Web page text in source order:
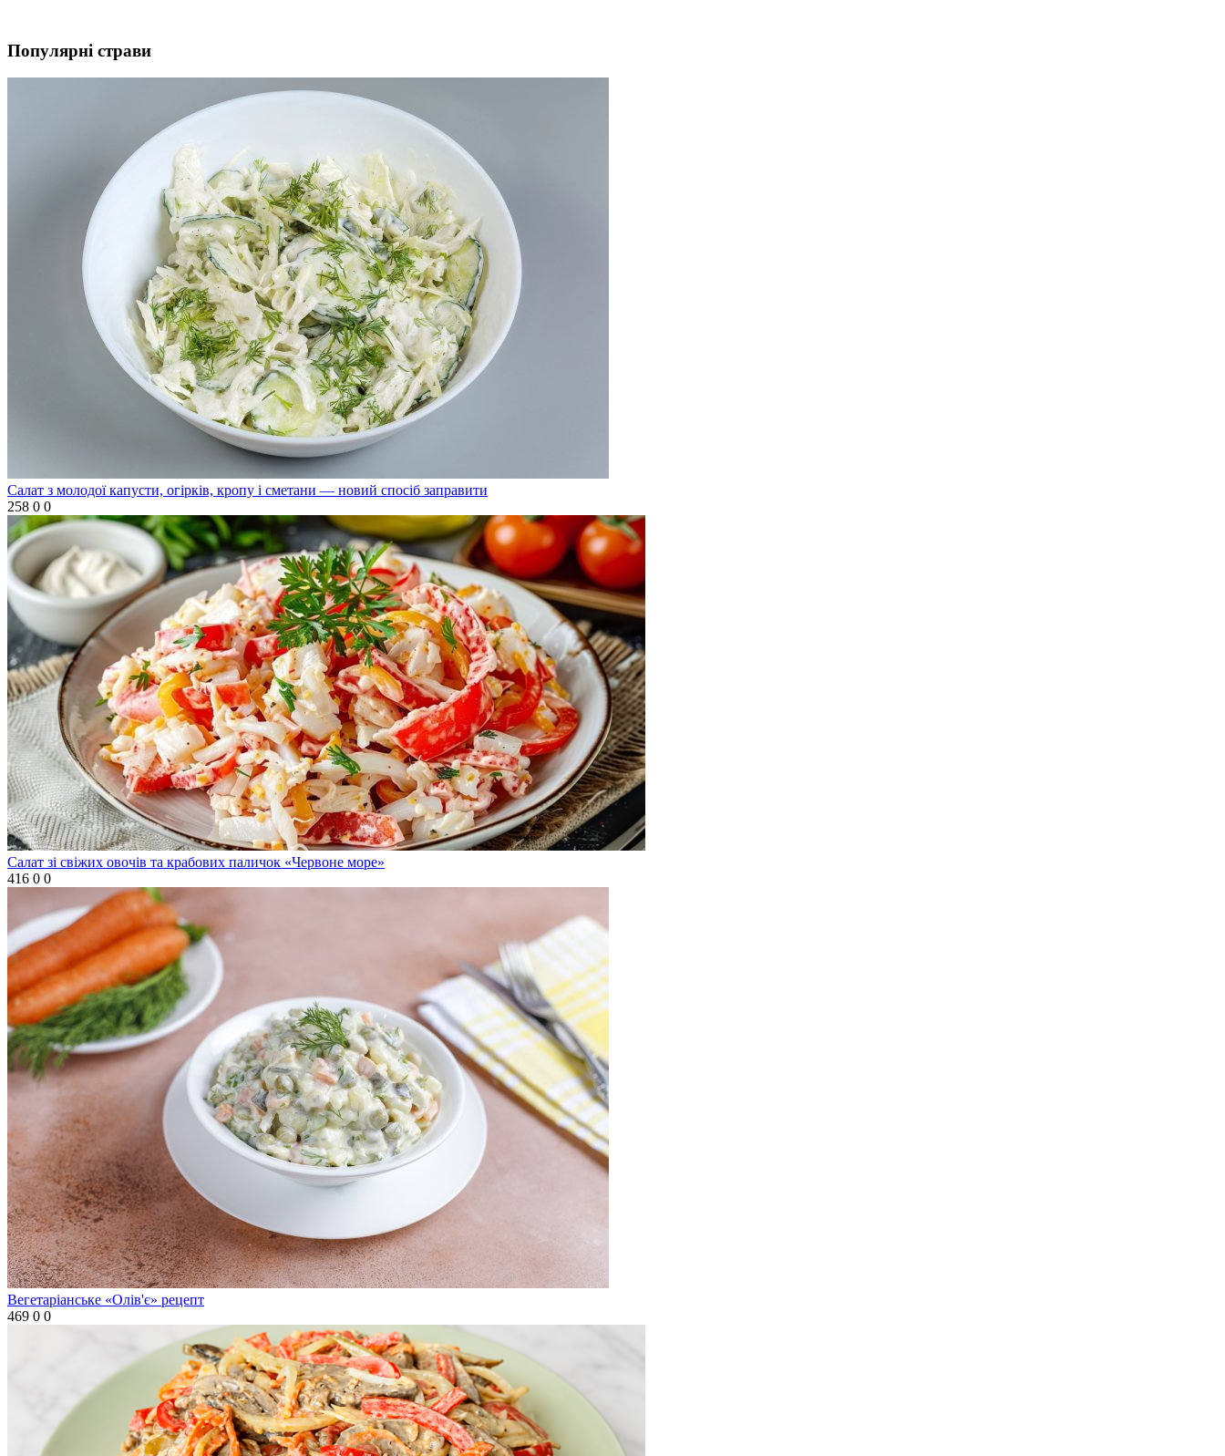
Популярні страви
Салат з молодої капусти, огірків, кропу і сметани — новий спосіб заправити
258 0 0
Салат зі свіжих овочів та крабових паличок «Червоне море»
416 0 0
Вегетаріанське «Олів'є» рецепт
469 0 0